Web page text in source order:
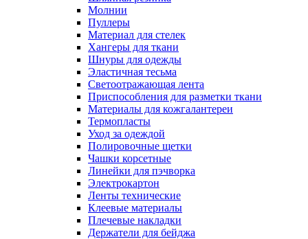
Молнии
Пуллеры
Материал для стелек
Хангеры для ткани
Шнуры для одежды
Эластичная тесьма
Светоотражающая лента
Приспособления для разметки ткани
Материалы для кожгалантереи
Термопласты
Уход за одеждой
Полировочные щетки
Чашки корсетные
Линейки для пэчворка
Электрокартон
Ленты технические
Клеевые материалы
Плечевые накладки
Держатели для бейджа